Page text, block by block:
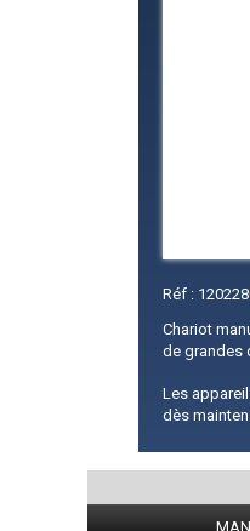
Réf :
Chariot
de grandes
Les
dès